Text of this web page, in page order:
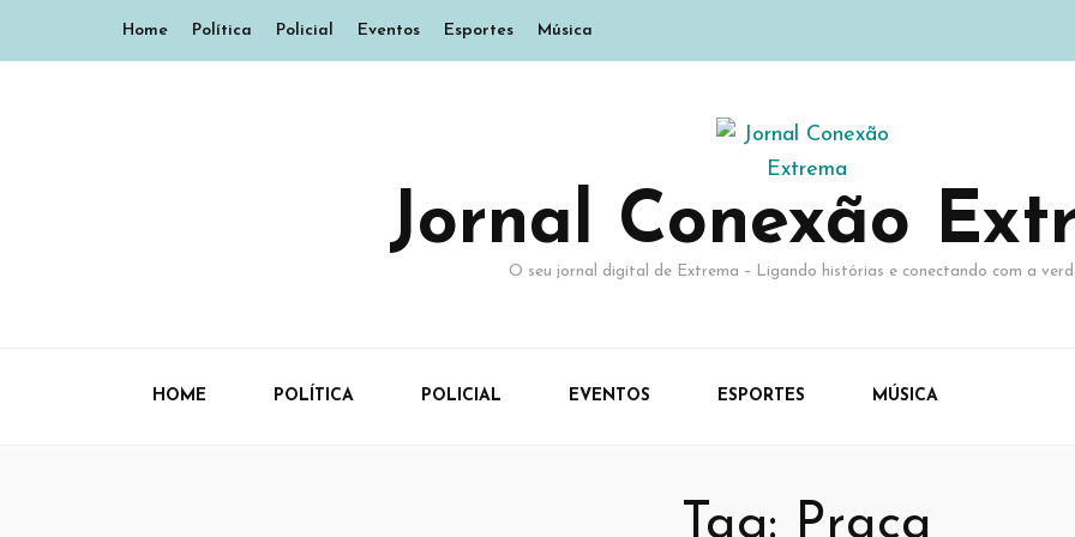
Home Política Policial Eventos Esportes Música
Jornal Conexão
O seu jornal digital de Extrema – Ligando histórias e conectando com a
HOME POLÍTICA POLICIAL EVENTOS ESPORTES MÚSICA
Tag: Praça